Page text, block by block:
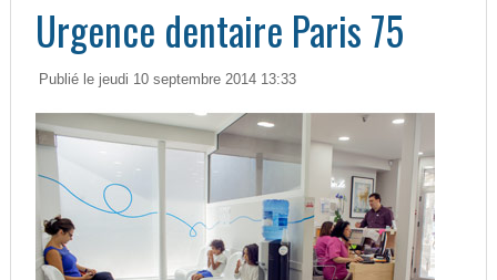
Urgence dentaire Paris 75
Publié le jeudi 10 septembre 2014 13:33